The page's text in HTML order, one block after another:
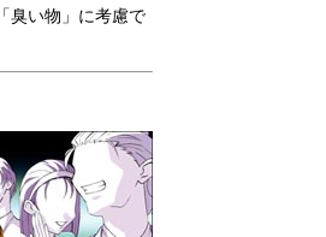
臭い物」に考慮で